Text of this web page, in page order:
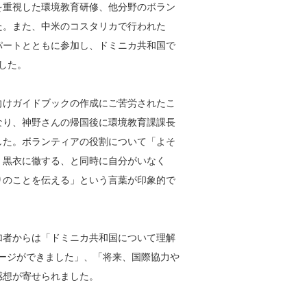
視した環境教育研修、他分野のボラン
また、中米のコスタリカで行われた
トとともに参加し、ドミニカ共和国で
た。
ガイドブックの作成にご苦労されたこ
、神野さんの帰国後に環境教育課課長
。ボランティアの役割について「よそ
衣に徹する、と同時に自分がいなく
ことを伝える」という言葉が印象的で
からは「ドミニカ共和国について理解
ジができました」、「将来、国際協力や
が寄せられました。